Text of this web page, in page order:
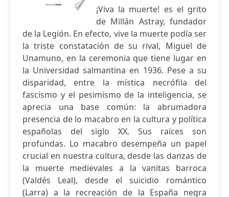
¡Viva la muerte! es el grito
de Millán Astray, fundador
de la Legión. En efecto, vive la muerte podía ser
la triste constatación de su rival, Miguel de
Unamuno, en la ceremonia que tiene lugar en
la Universidad salmantina en 1936. Pese a su
disparidad, entre la mística necrófila del
fascismo y el pesimismo de la inteligencia, se
aprecia una base común: la abrumadora
presencia de lo macabro en la cultura y política
españolas del siglo XX. Sus raíces son
profundas. Lo macabro desempeña un papel
crucial en nuestra cultura, desde las danzas de
la muerte medievales a la vanitas barroca
(Valdés Leal), desde el suicidio romántico
(Larra) a la recreación de la España negra